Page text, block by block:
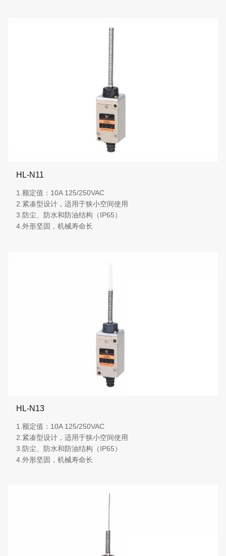
HL-N11
1.额定值：10A 125/250VAC
2.紧凑型设计，适用于狭小空间使用
3.防尘、防水和防油结构（IP65）
4.外形坚固，机械寿命长
More details
HL-N13
1.额定值：10A 125/250VAC
2.紧凑型设计，适用于狭小空间使用
3.防尘、防水和防油结构（IP65）
4.外形坚固，机械寿命长
More details